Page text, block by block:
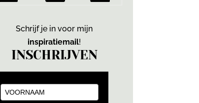
Schrijf je in voor mijn
inspiratiemail!
INSCHRIJVEN